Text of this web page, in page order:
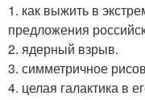
1. как выжить в
предложения
2. ядерный взрыв.
3. симметричное
4. целая галактика в